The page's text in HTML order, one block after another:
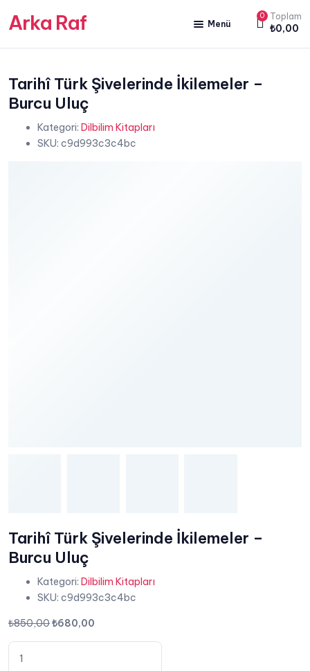
Arka Raf Menü
ANA SAYFA
HAKKIMIZDA
KİTAP SATIŞ
YAZARLARIMIZ
0 Toplam
₺0,00
Tarihî Türk Şivelerinde İkilemeler –
Burcu Uluç
Kategori: Dilbilim Kitapları
SKU: c9d993c3c4bc
Tarihî Türk Şivelerinde İkilemeler –
Burcu Uluç
Kategori: Dilbilim Kitapları
SKU: c9d993c3c4bc
₺850,00Orijinal
fiyat:
₺680,00
andaki
Tarihî
Türk